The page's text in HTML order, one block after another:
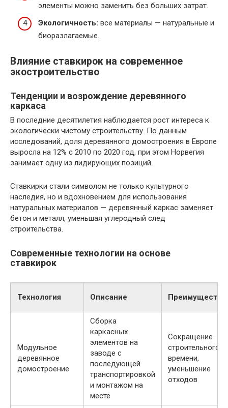
элементы можно заменить без больших затрат.
Экологичность: все материалы — натуральные и
биоразлагаемые.
Влияние ставкирок на современное
экостроительство
Тенденции и возрождение деревянного
каркаса
В последние десятилетия наблюдается рост интереса к
экологически чистому строительству. По данным
исследований, доля деревянного домостроения в Европе
выросла на 12% с 2010 по 2020 год, при этом Норвегия
занимает одну из лидирующих позиций.
Ставкирки стали символом не только культурного
наследия, но и вдохновением для использования
натуральных материалов — деревянный каркас заменяет
бетон и металл, уменьшая углеродный след
строительства.
Современные технологии на основе
ставкирок
Технология Описание Преимущества
Модульное
деревянное
домостроение
Сборка
каркасных
элементов на
заводе с
последующей
транспортировкой
и монтажом на
месте
Сокращение
строительного
времени,
уменьшение
отходов